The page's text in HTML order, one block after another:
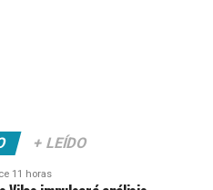
+ LEÍDO
11 horas